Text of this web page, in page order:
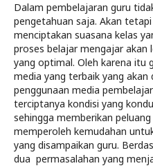
Dalam pembelajaran guru
pengetahuan saja. Akan
menciptakan suasana kelas
proses belajar mengajar
yang optimal. Oleh karena itu
media yang terbaik yang
penggunaan media
terciptanya kondisi yang
sehingga memberikan
memperoleh kemudahan
yang disampaikan guru.
dua permasalahan yang